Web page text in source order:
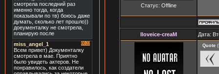
Статус: Offline
Iloveice-creaM Дата:
Quote (